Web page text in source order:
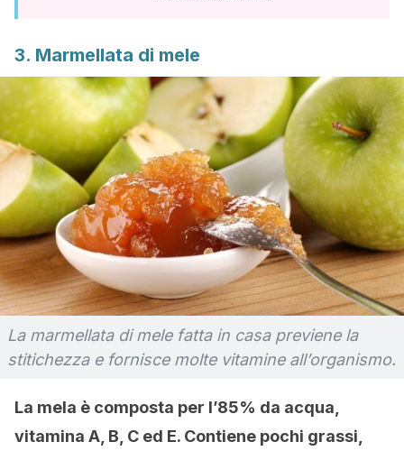
3. Marmellata di mele
La marmellata di mele fatta in casa previene la
stitichezza e fornisce molte vitamine all’organismo.
La mela è composta per l’85% da acqua,
vitamina A, B, C ed E. Contiene pochi grassi,